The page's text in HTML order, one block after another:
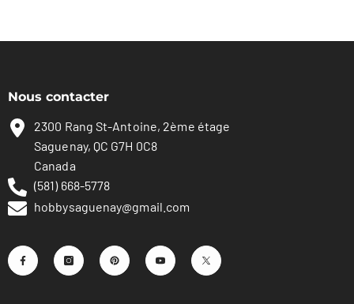
Nous contacter
2300 Rang St-Antoine, 2ème étage
Saguenay, QC G7H 0C8
Canada
(581) 668-5778
hobbysaguenay@gmail.com